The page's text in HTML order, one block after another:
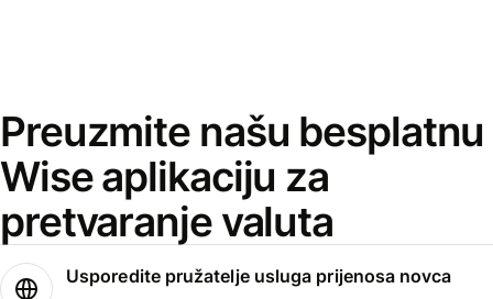
Preuzmite našu besplatnu
Wise aplikaciju za
pretvaranje valuta
Usporedite pružatelje usluga prijenosa novca